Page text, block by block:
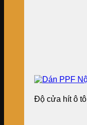
Độ cửa hít ô tô